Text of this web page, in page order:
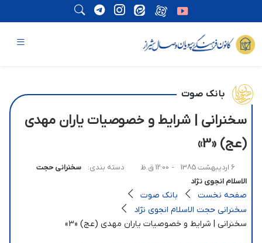
بانک صوت
سخنرانی | شرایط و خصوصیات یاران مهدی
(عج) «3»
6 اردیبهشت 1385 - 12:00 ق.ظ دسته بندی:
سخنرانی حجت
الاسلام انجوی نژاد
صفحه نخست
بانک صوت
سخنرانی حجت الاسلام انجوی نژاد
سخنرانی | شرایط و خصوصیات یاران مهدی (عج) «3»